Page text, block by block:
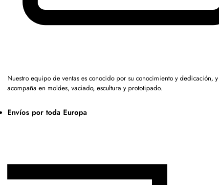
Nuestro equipo de ventas es conocido por su conocimiento y dedicación,
acompaña en moldes, vaciado, escultura y prototipado.
Envíos por toda Europa